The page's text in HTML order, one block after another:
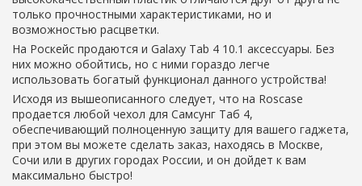
только прочностными характеристиками, но и
возможностью расцветки.
На Роскейс продаются и Galaxy Tab 4 10.1 аксессуары. Без
них можно обойтись, но с ними гораздо легче
использовать богатый функционал данного устройства!
Исходя из вышеописанного следует, что на Roscase
продается любой чехол для Самсунг Таб 4,
обеспечивающий полноценную защиту для вашего гаджета,
при этом вы можете сделать заказ, находясь в Москве,
Сочи или в других городах России, и он дойдет к вам
максимально быстро!